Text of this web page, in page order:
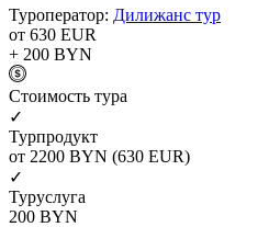
Туроператор: Дилижанс тур
от 630 EUR
+ 200 BYN
Cтоимость тура
✓
Турпродукт
от 2200 BYN (630 EUR)
✓
Туруслуга
200 BYN